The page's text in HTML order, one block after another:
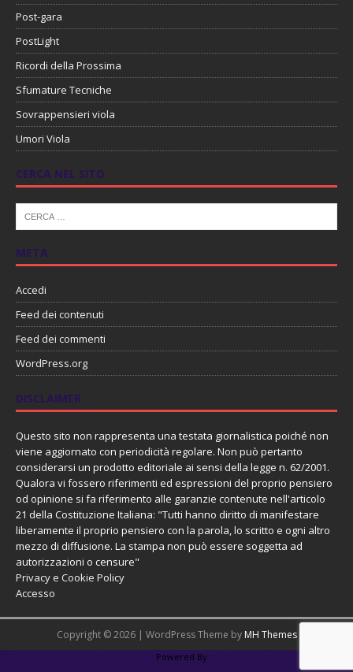
Post-gara
PostLight
Ricordi della Prossima
Sfumature Tecniche
Sovrappensieri viola
Umori Viola
CERCA NEL SITO
META
Accedi
Feed dei contenuti
Feed dei commenti
WordPress.org
DISCLAIMER
Questo sito non rappresenta una testata giornalistica poiché non
viene aggiornato con periodicità regolare. Non può pertanto
considerarsi un prodotto editoriale ai sensi della legge n. 62/2001.
Qualora vi fossero riferimenti ed espressioni del proprio pensiero
od opinione si fa riferimento alle garanzie contenute nell'articolo
21 della Costituzione Italiana: "Tutti hanno diritto di manifestare
liberamente il proprio pensiero con la parola, lo scritto e ogni altro
mezzo di diffusione. La stampa non può essere soggetta ad
autorizzazioni o censure"
Privacy e Cookie Policy
Accesso
Copyright © 2026 | WordPress Theme by MH Themes
Powered By :